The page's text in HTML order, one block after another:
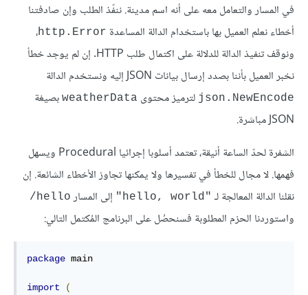
في المسار والتعامل معه على أنه اسم مدينة. ننفّذ الطلب وإن صادفتنا
أخطاء نعلم العميل بها باستخدام الدالة المساعدة http.Error،
ونوقف تنفيذ الدالة للدلالة على اكتمال طلب HTTP. إن لم يوجد خطأ
نخبر العميل بأننا بصدد إرسال بيانات JSON إليه ونستخدم الدالة
json.NewEncode لترميز محتوى weatherData بصيغة
JSON مباشرة.
الشفرة لحدّ الساعة أنيقة، تعتمد أسلوبا إجرائيا Procedural ويسهل
فهمها. لا مجال للخطأ في تفسيرها ولا يمكنها تجاوز الأخطاء الشائعة. إن
نقلنا الدالة المعالجة لـ "hello, world" إلى المسار hello/
واستوردنا الحزم المطلوبة فسنحصُل على البرنامج المُكتمل التالي:
package main
import
(